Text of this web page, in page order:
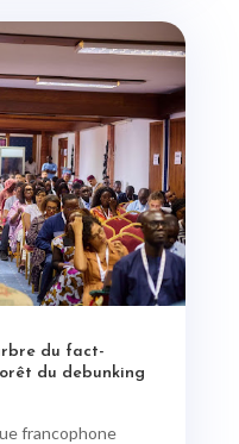
du fact-
du debunking
francophone